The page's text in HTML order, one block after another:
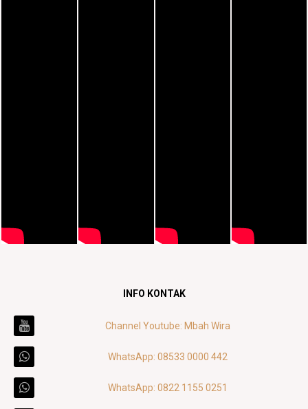
INFO KONTAK
Channel Youtube: Mbah Wira
WhatsApp: 08533 0000 442
WhatsApp: 0822 1155 0251